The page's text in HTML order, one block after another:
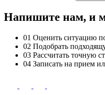
Напишите нам, и
01 Оценить ситуацию
02 Подобрать
03 Рассчитать точную
04 Записать на прием